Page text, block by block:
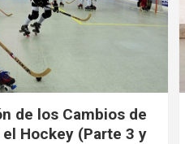
de los Cambios de
el Hockey (Parte 3 y